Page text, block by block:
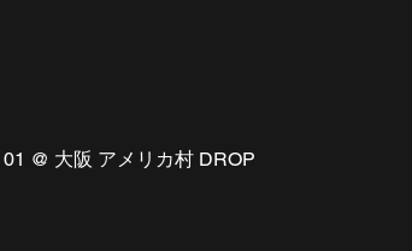
@ 大阪 アメリカ村 DROP